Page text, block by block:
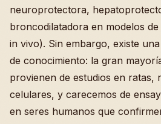
neuroprotectora,
broncodilatadora en modelos
in vivo). Sin embargo, existe
de conocimiento: la gran
provienen de estudios en ratas,
celulares, y carecemos de
en seres humanos que